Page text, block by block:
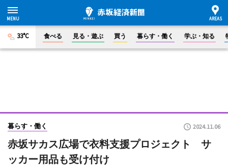
33°C 食べる 見る・遊ぶ 買う 暮らす・働く 学ぶ・知る
暮らす・働く 2024.11.06
赤坂サカス広場で衣料支援プロジェクト サ
ッカー用品も受け付け